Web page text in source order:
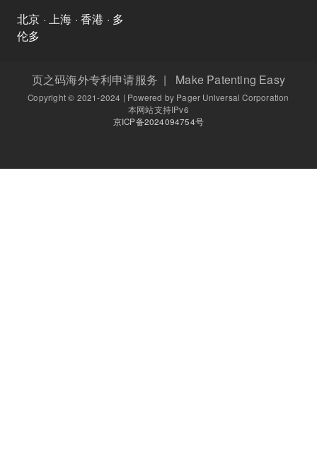
北京 · 上海 · 香港 · 多
伦多
页之码海外专利申请服务 | Make Patenting Easy
Copyright © 2021-2024 | Powered by Pager Universal Corporation
本网站支持IPv6
京ICP备2024094754号